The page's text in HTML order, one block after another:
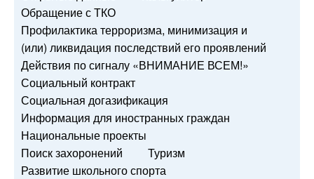
Обращение с ТКО
Профилактика терроризма, минимизация и
(или) ликвидация последствий его проявлений
Действия по сигналу «ВНИМАНИЕ ВСЕМ!»
Социальный контракт
Социальная догазификация
Информация для иностранных граждан
Национальные проекты
Поиск захоронений
Туризм
Развитие школьного спорта